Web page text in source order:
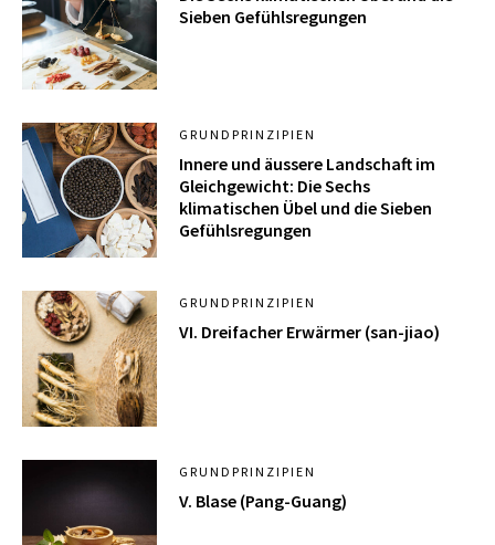
Sieben Gefühlsregungen
GRUNDPRINZIPIEN
Innere und äussere Landschaft im
Gleichgewicht: Die Sechs
klimatischen Übel und die Sieben
Gefühlsregungen
GRUNDPRINZIPIEN
VI. Dreifacher Erwärmer (san-jiao)
GRUNDPRINZIPIEN
V. Blase (Pang-Guang)